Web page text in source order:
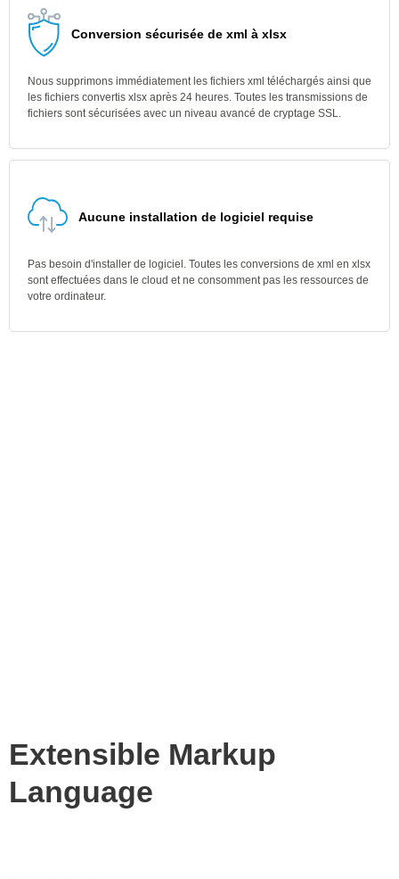
Conversion sécurisée de xml à xlsx
Nous supprimons immédiatement les fichiers xml téléchargés ainsi que
les fichiers convertis xlsx après 24 heures. Toutes les transmissions de
fichiers sont sécurisées avec un niveau avancé de cryptage SSL.
Aucune installation de logiciel requise
Pas besoin d'installer de logiciel. Toutes les conversions de xml en xlsx
sont effectuées dans le cloud et ne consomment pas les ressources de
votre ordinateur.
Extensible Markup
Language